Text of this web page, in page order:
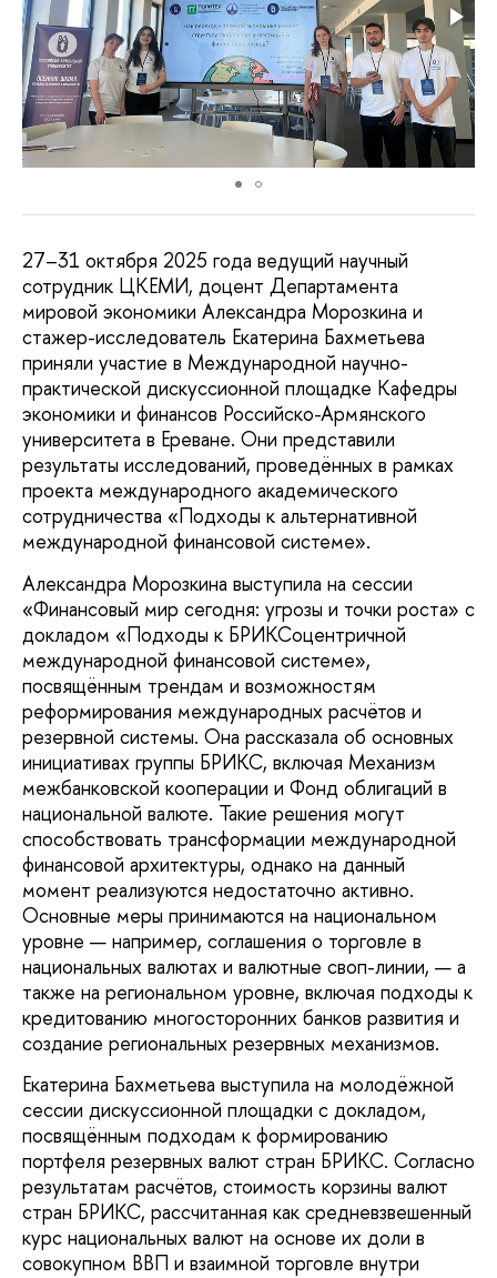
27–31 октября 2025 года ведущий научный
сотрудник ЦКЕМИ, доцент Департамента
мировой экономики Александра Морозкина и
стажер-исследователь Екатерина Бахметьева
приняли участие в Международной научно-
практической дискуссионной площадке Кафедры
экономики и финансов Российско-Армянского
университета в Ереване. Они представили
результаты исследований, проведённых в рамках
проекта международного академического
сотрудничества «Подходы к альтернативной
международной финансовой системе».
Александра Морозкина выступила на сессии
«Финансовый мир сегодня: угрозы и точки роста» с
докладом «Подходы к БРИКСоцентричной
международной финансовой системе»,
посвящённым трендам и возможностям
реформирования международных расчётов и
резервной системы. Она рассказала об основных
инициативах группы БРИКС, включая Механизм
межбанковской кооперации и Фонд облигаций в
национальной валюте. Такие решения могут
способствовать трансформации международной
финансовой архитектуры, однако на данный
момент реализуются недостаточно активно.
Основные меры принимаются на национальном
уровне — например, соглашения о торговле в
национальных валютах и валютные своп-линии, — а
также на региональном уровне, включая подходы к
кредитованию многосторонних банков развития и
создание региональных резервных механизмов.
Екатерина Бахметьева выступила на молодёжной
сессии дискуссионной площадки с докладом,
посвящённым подходам к формированию
портфеля резервных валют стран БРИКС. Согласно
результатам расчётов, стоимость корзины валют
стран БРИКС, рассчитанная как средневзвешенный
курс национальных валют на основе их доли в
совокупном ВВП и взаимной торговле внутри